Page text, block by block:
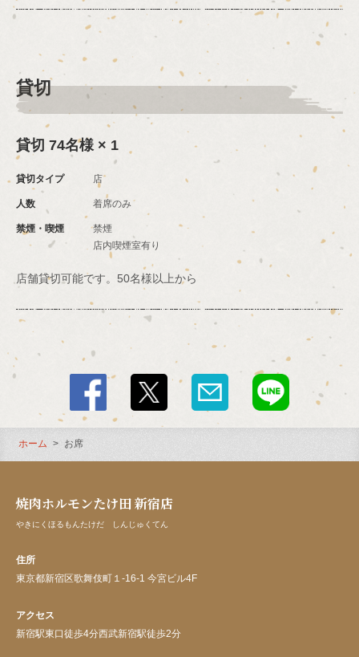
貸切
貸切 74名様 × 1
貸切タイプ 店
人数 着席のみ
禁煙・喫煙
禁煙
店内喫煙室有り
店舗貸切可能です。50名様以上から
ホーム お席
焼肉ホルモンたけ田 新宿店
やきにくほるもんたけだ しんじゅくてん
住所
東京都新宿区歌舞伎町１-16-1 今宮ビル4F
アクセス
新宿駅東口徒歩4分西武新宿駅徒歩2分